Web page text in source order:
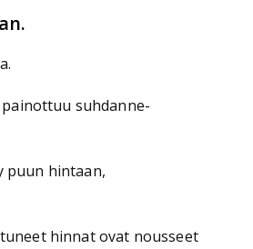
suhdanne-
puun hintaan,
hinnat ovat nousseet